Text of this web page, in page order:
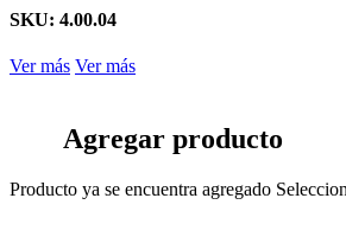
SKU: 4.00.04
Ver más Ver más
Agregar producto
Producto ya se encuentra agregado